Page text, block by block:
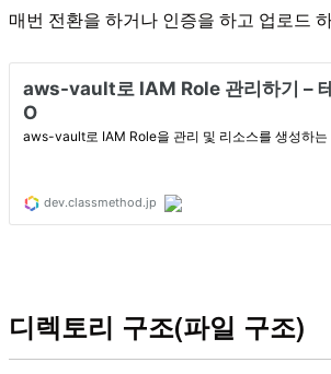
매번 전환을 하거나 인증을 하고 업로드
디렉토리 구조(파일 구조)